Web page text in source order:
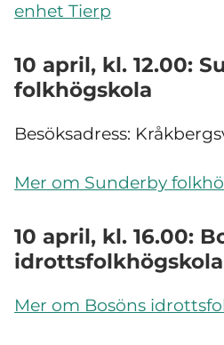
enhet Tierp
10 april, kl. 12.00:
folkhögskola
Besöksadress:
Mer om Sunderby
10 april, kl. 16.00:
Mer om Bosöns